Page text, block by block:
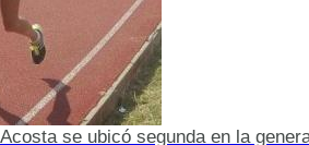
se ubicó segunda en la